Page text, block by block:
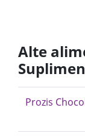
Alte
Prozis